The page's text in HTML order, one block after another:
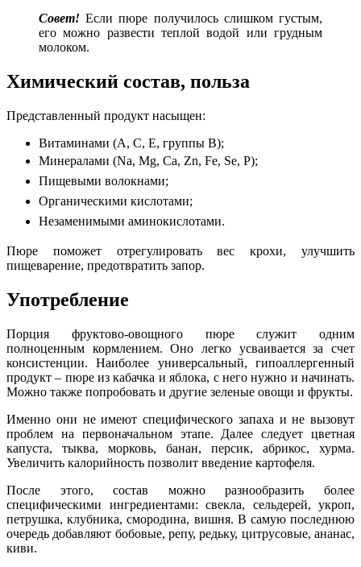
Совет! Если пюре получилось слишком густым,
его можно развести теплой водой или грудным
молоком.
Химический состав, польза
Представленный продукт насыщен:
Витаминами (A, C, E, группы В);
Минералами (Na, Mg, Ca, Zn, Fe, Se, P);
Пищевыми волокнами;
Органическими кислотами;
Незаменимыми аминокислотами.
Пюре поможет отрегулировать вес крохи, улучшить
пищеварение, предотвратить запор.
Употребление
Порция фруктово-овощного пюре служит одним
полноценным кормлением. Оно легко усваивается за счет
консистенции. Наиболее универсальный, гипоаллергенный
продукт – пюре из кабачка и яблока, с него нужно и начинать.
Можно также попробовать и другие зеленые овощи и фрукты.
Именно они не имеют специфического запаха и не вызовут
проблем на первоначальном этапе. Далее следует цветная
капуста, тыква, морковь, банан, персик, абрикос, хурма.
Увеличить калорийность позволит введение картофеля.
После этого, состав можно разнообразить более
специфическими ингредиентами: свекла, сельдерей, укроп,
петрушка, клубника, смородина, вишня. В самую последнюю
очередь добавляют бобовые, репу, редьку, цитрусовые, ананас,
киви.